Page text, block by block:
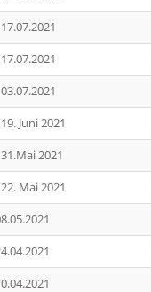
Juni 2021
2021
Mai 2021